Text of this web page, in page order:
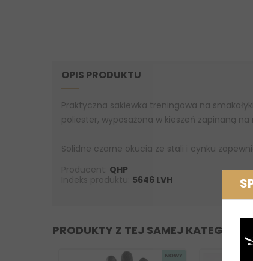
OPIS PRODUKTU
Praktyczna sakiewka treningowa na
poliester, wyposażona w kieszeń zapinaną
Solidne czarne okucia ze stali i cynku
Producent: QHP
Indeks produktu: 5646 LVH
PRODUKTY Z TEJ SAMEJ KATEGORII
NOWY